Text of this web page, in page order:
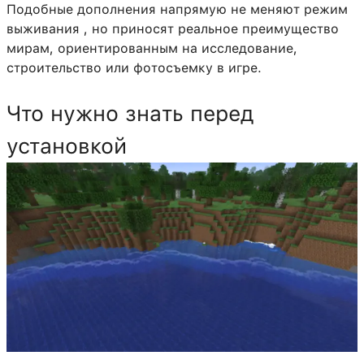
Подобные дополнения напрямую не меняют режим
выживания , но приносят реальное преимущество
мирам, ориентированным на исследование,
строительство или фотосъемку в игре.
Что нужно знать перед
установкой